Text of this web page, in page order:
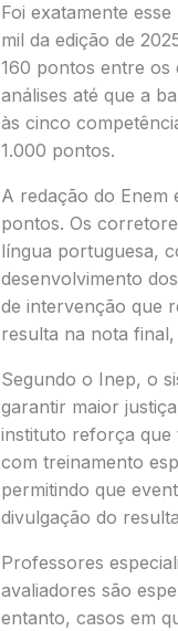
Foi exatamente
mil da edição de
160 pontos entre os
análises até que a
às cinco
1.000 pontos.
A redação do Enem
pontos. Os
língua portuguesa,
desenvolvimento
de intervenção que
resulta na nota
Segundo o Inep, o
garantir maior
instituto reforça que
com treinamento
permitindo que
divulgação do
Professores
avaliadores são
entanto, casos em